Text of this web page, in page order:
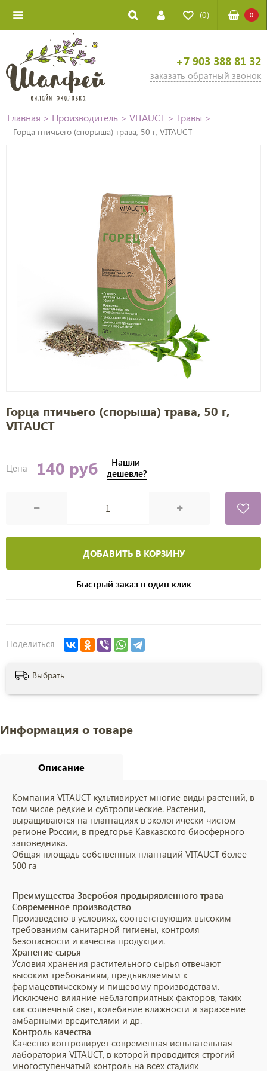
(0) 0
+7 903 388 81 32
заказать обратный звонок
Главная > Производитель > VITAUCT > Травы >
- Горца птичьего (спорыша) трава, 50 г, VITAUCT
Горца птичьего (спорыша) трава, 50 г,
VITAUCT
Цена 140 руб
Нашли
дешевле?
ДОБАВИТЬ В КОРЗИНУ
Быстрый заказ в один клик
Поделиться
Выбрать
Информация о товаре
Описание
Компания VITAUCT культивирует многие виды растений, в
том числе редкие и субтропические. Растения,
выращиваются на плантациях в экологически чистом
регионе России, в предгорье Кавказского биосферного
заповедника.
Общая площадь собственных плантаций VITAUCT более
500 га
Преимущества Зверобоя продырявленного трава
Современное производство
Произведено в условиях, соответствующих высоким
требованиям санитарной гигиены, контроля
безопасности и качества продукции.
Хранение сырья
Условия хранения растительного сырья отвечают
высоким требованиям, предъявляемым к
фармацевтическому и пищевому производствам.
Исключено влияние неблагоприятных факторов, таких
как солнечный свет, колебание влажности и заражение
амбарными вредителями и др.
Контроль качества
Качество контролирует современная испытательная
лаборатория VITAUCT, в которой проводится строгий
многоступенчатый контроль на всех стадиях